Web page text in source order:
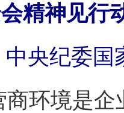
精神见行
中央纪委国
境是企